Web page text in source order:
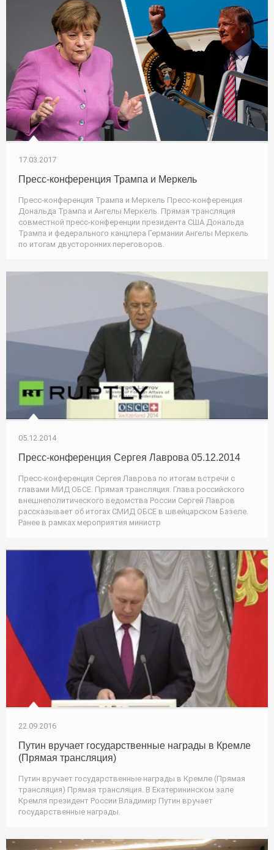
17.03.2017
Пресс-конференция Трампа и Меркель
Пресс-конференция Трампа и Меркель Пресс-конференция
Дональда Трампа и Ангелы Меркель. Прямая трансляция
совместной пресс-конференции президента США Дональда
Трампа и федерального канцлера Германии Ангелы Меркель
по итогам двусторонних переговоров.
05.12.2014
Пресс-конференция Сергея Лаврова 05.12.2014
Пресс-конференция Сергея Лаврова по итогам встречи с
главами МИД ОБСЕ. Прямая трансляция. Глава российского
внешнеполитического ведомства России Сергей Лавров
рассказывает об итогах СМИД ОБСЕ в швейцарском Базеле.
Ранее в рамках мероприятия министр
22.09.2016
Путин вручает государственные награды в Кремле
(Прямая трансляция)
Путин вручает государственные награды в Кремле (Прямая
трансляция) Прямая трансляция. В Екатерининском зале
Кремля президент России Владимир Путин вручает
государственные награды.